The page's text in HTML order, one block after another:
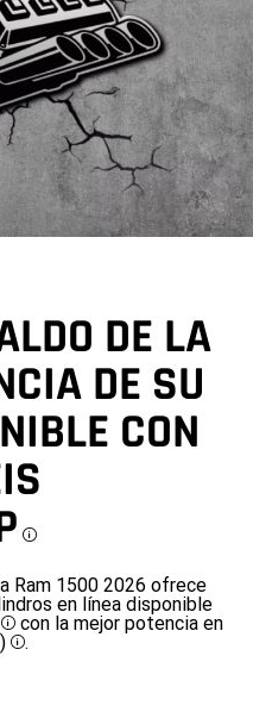
DE LA
DE SU
CON
Disclosure
Ram 1500 2026 ofrece
en línea disponible
Disclosure
con la mejor potencia en
Disclosure
.